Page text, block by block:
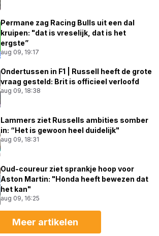
Permane zag Racing Bulls uit een dal
kruipen: "dat is vreselijk, dat is het
ergste”
aug 09, 19:17
Ondertussen in F1 | Russell heeft de grote
vraag gesteld: Brit is officieel verloofd
aug 09, 18:38
Lammers ziet Russells ambities somber
in: “Het is gewoon heel duidelijk"
aug 09, 18:31
Oud-coureur ziet sprankje hoop voor
Aston Martin: "Honda heeft bewezen dat
het kan"
aug 09, 16:25
Meer artikelen